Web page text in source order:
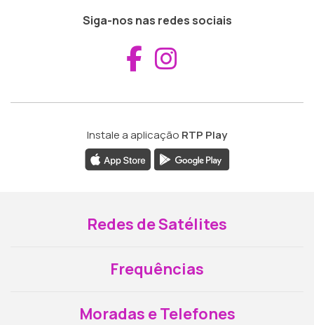
Siga-nos nas redes sociais
Aceder ao
Instale a aplicação RTP Play
Redes de Satélites
Frequências
Moradas e Telefones